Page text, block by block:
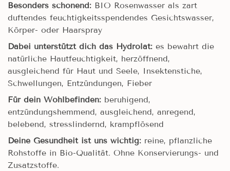
Besonders schonend: BIO Rosenwasser als zart
duftendes feuchtigkeitsspendendes Gesichtswasser,
Körper- oder Haarspray
Dabei unterstützt dich das Hydrolat: es bewahrt die
natürliche Hautfeuchtigkeit, herzöffnend,
ausgleichend für Haut und Seele, Insektenstiche,
Schwellungen, Entzündungen, Fieber
Für dein Wohlbefinden: beruhigend,
entzündungshemmend, ausgleichend, anregend,
belebend, stresslindernd, krampflösend
Deine Gesundheit ist uns wichtig: reine, pflanzliche
Rohstoffe in Bio-Qualität. Ohne Konservierungs- und
Zusatzstoffe.